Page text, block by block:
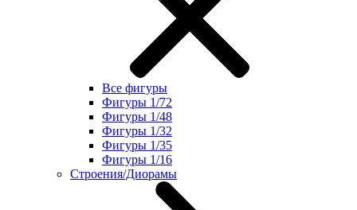
Все фигуры
Фигуры 1/72
Фигуры 1/48
Фигуры 1/32
Фигуры 1/35
Фигуры 1/16
Строения/Диорамы